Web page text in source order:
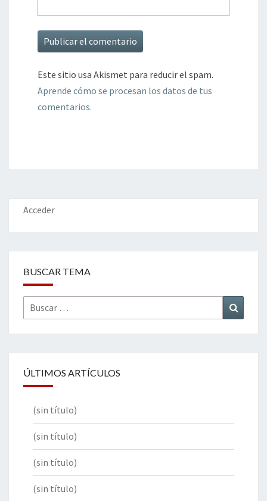
Este sitio usa Akismet para reducir el spam.
Aprende cómo se procesan los datos de tus
comentarios.
Acceder
BUSCAR TEMA
Buscar
por:
ÚLTIMOS ARTÍCULOS
(sin título)
(sin título)
(sin título)
(sin título)